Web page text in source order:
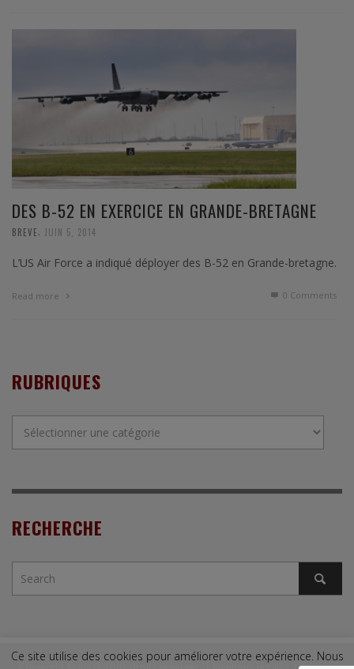
DES B-52 EN EXERCICE EN GRANDE-BRETAGNE
BREVE JUIN 5, 2014
L’US Air Force a indiqué déployer des B-52 en Grande-bretagne.
Read more 0 Comments
RUBRIQUES
RECHERCHE
Ce site utilise des cookies pour améliorer votre expérience. Nous